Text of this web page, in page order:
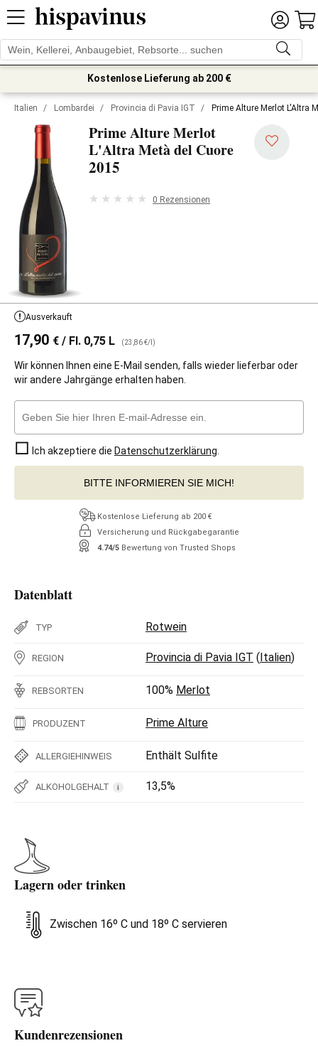
Kostenlose Lieferung ab 200 €
Italien / Lombardei / Provincia di Pavia IGT / Prime Alture Merlot L'Altra
Prime Alture Merlot
L'Altra Metà del Cuore
2015
0 Rezensionen
Ausverkauft
17,90 € / Fl. 0,75 L (23,86 €/l)
Wir können Ihnen eine E-Mail senden, falls wieder lieferbar oder
wir andere Jahrgänge erhalten haben.
Ich akzeptiere die Datenschutzerklärung
BITTE INFORMIEREN SIE MICH!
Kostenlose Lieferung ab 200 €
Versicherung und Rückgabegarantie
4.74/5 Bewertung von Trusted Shops
Datenblatt
TYP Rotwein
REGION Provincia di Pavia IGT (Italien)
REBSORTEN 100% Merlot
PRODUZENT Prime Alture
ALLERGIEHINWEIS Enthält Sulfite
ALKOHOLGEHALT i 13,5%
Lagern oder trinken
Zwischen 16º C und 18º C servieren
Kundenrezensionen